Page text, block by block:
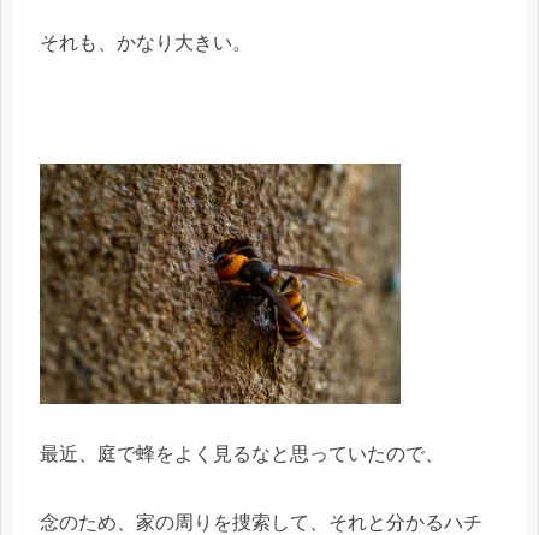
それも、かなり大きい。
最近、庭で蜂をよく見るなと思っていたので、
念のため、家の周りを捜索して、それと分かるハチ